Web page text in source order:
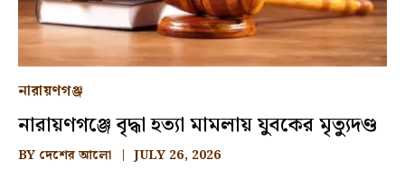
নারায়ণগঞ্জ
নারায়ণগঞ্জে বৃদ্ধা হত্যা মামলায় যুবকের মৃত্যুদণ্ড
BY দেশের আলো JULY 26, 2026